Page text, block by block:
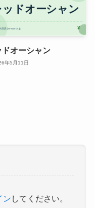
ドオーシャン
年5月11日
ン してください。